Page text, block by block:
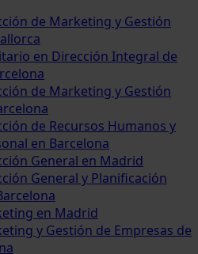
de Marketing y Gestión
en Dirección Integral de
de Marketing y Gestión
de Recursos Humanos y
en Barcelona
General en Madrid
General y Planificación
en Madrid
y Gestión de Empresas de